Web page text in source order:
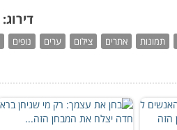
דירוג:
תמונות אתרים צילום ערים נופים